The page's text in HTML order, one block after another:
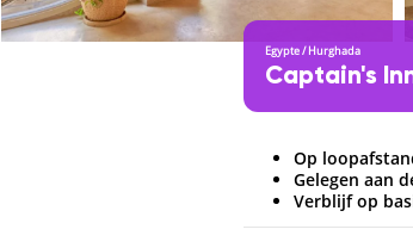
Egypte/Hurghada
Captain's
Op
Gelegen aan
Verblijf op